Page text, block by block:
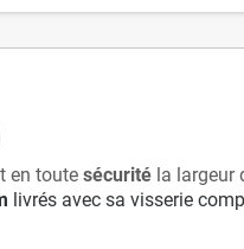
en toute sécurité la largeur
livrés avec sa visserie